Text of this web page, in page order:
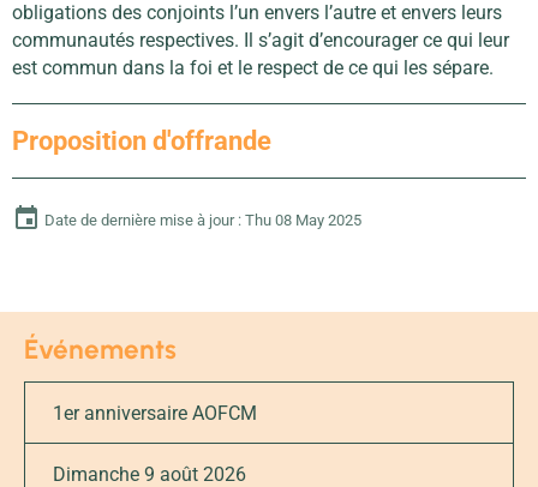
obligations des conjoints l’un envers l’autre et envers leurs
communautés respectives. Il s’agit d’encourager ce qui leur
est commun dans la foi et le respect de ce qui les sépare.
Proposition d'offrande
Date de dernière mise à jour : Thu 08 May 2025
Événements
1er anniversaire AOFCM
Dimanche 9 août 2026